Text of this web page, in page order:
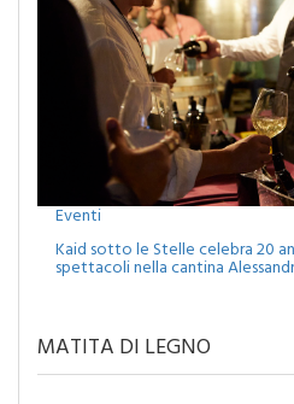
Eventi
Kaid sotto le Stelle celebra 20
MATITA DI LEGNO